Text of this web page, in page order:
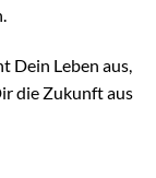
Dein Leben aus,
die Zukunft aus